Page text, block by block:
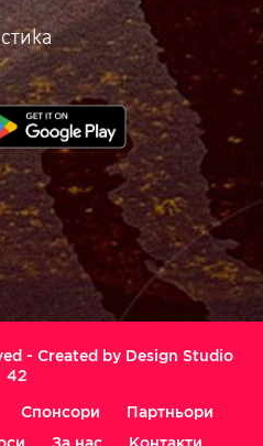
- Created by Design Studio
42
Спонсори
Партньори